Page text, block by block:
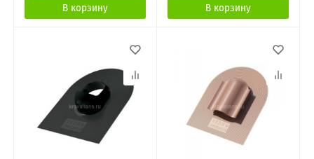
В корзину В корзину